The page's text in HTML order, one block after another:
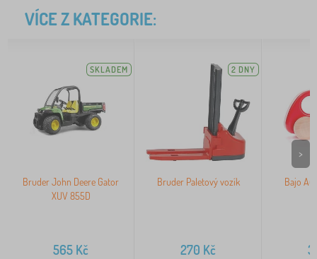
VÍCE Z KATEGORIE:
SKLADEM
Bruder John Deere Gator
XUV 855D
565 Kč
2 DNY
Bruder Paletový vozík
270 Kč
Bajo
>